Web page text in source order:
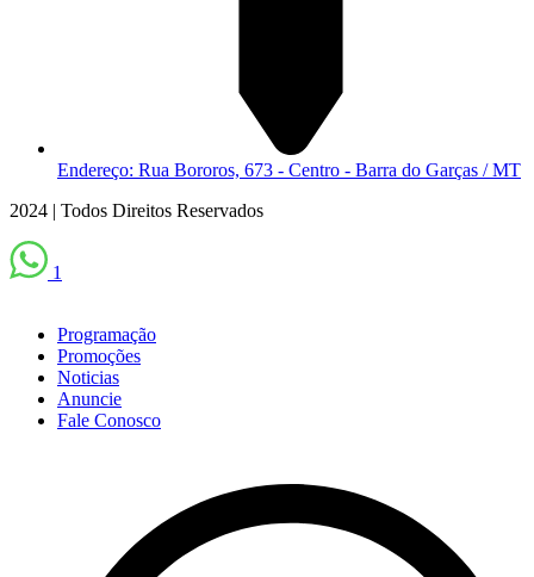
Endereço: Rua Bororos, 673 - Centro - Barra do Garças / MT
2024 | Todos Direitos Reservados
1
Programação
Promoções
Noticias
Anuncie
Fale Conosco